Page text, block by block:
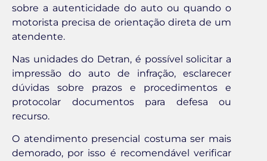
sobre a autenticidade do auto ou quando o
motorista precisa de orientação direta de um
atendente.
Nas unidades do Detran, é possível solicitar a
impressão do auto de infração, esclarecer
dúvidas sobre prazos e procedimentos e
protocolar documentos para defesa ou
recurso.
O atendimento presencial costuma ser mais
demorado, por isso é recomendável verificar